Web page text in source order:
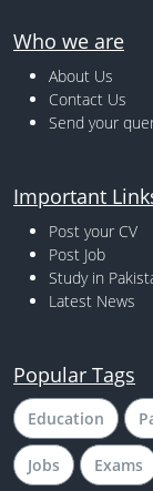
Who we are
About Us
Contact Us
Send your
Important
Post your CV
Post Job
Study in
Latest News
Popular Tags
Education
Jobs Exams